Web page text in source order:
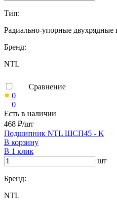
Тип:
Радиально-упорные
Бренд:
NTL
Сравнение
0
0
Есть в наличии
468 ₽/шт
Подшипник NTL ШСП45 - K
В корзину
В 1 клик
шт
Бренд:
NTL